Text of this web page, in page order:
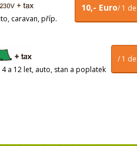
10,- Euro/ 1
caravan, příp.
/ 1
a 12 let, auto, stan a poplatek